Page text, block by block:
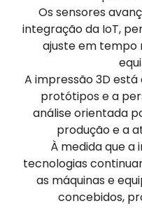
Os sensores
integração da IoT,
ajuste em tempo
A impressão 3D
protótipos e a
análise orientada
produção e a
À medida que a
tecnologias
as máquinas e
concebidos,